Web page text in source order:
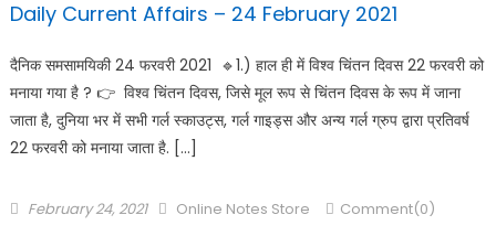
Daily Current Affairs – 24 February 2021
दैनिक समसामयिकी 24 फरवरी 2021 🔹️1.) हाल ही में विश्व चिंतन दिवस 22 फरवरी को
मनाया गया है ? 👉 विश्व चिंतन दिवस, जिसे मूल रूप से चिंतन दिवस के रूप में जाना
जाता है, दुनिया भर में सभी गर्ल स्काउट्स, गर्ल गाइड्स और अन्य गर्ल ग्रुप द्वारा प्रतिवर्ष
22 फरवरी को मनाया जाता है. […]
February 24, 2021 Online Notes Store Comment(0)